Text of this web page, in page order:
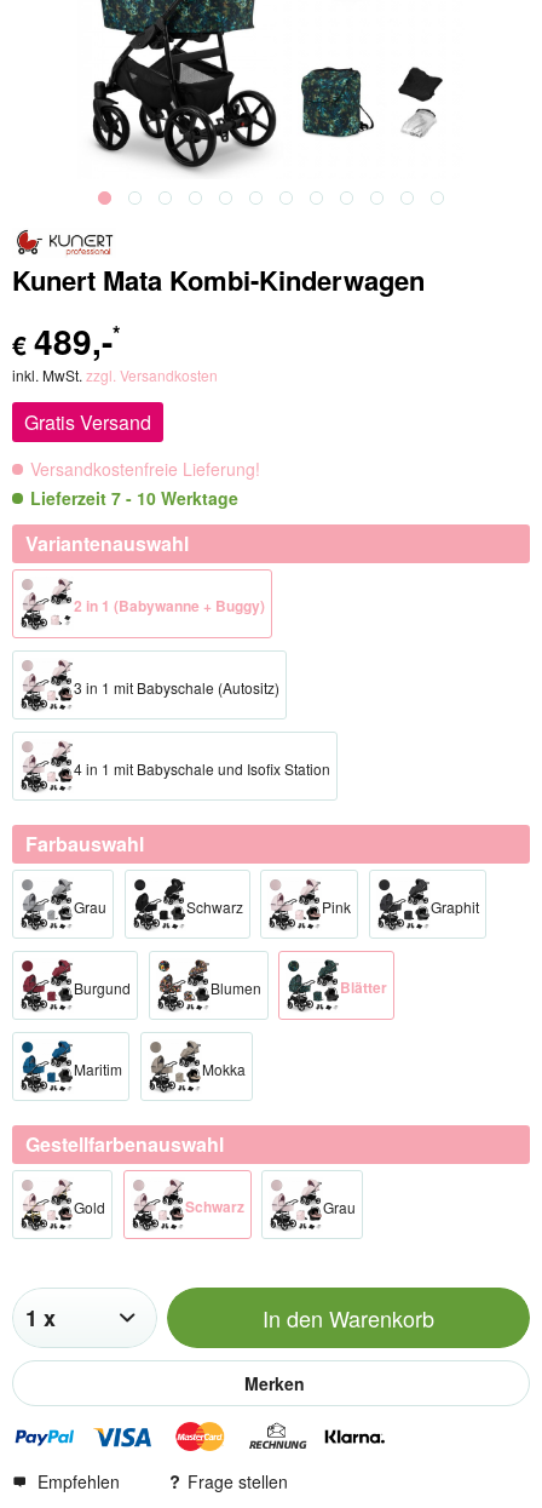
Kunert Mata Kombi-Kinderwagen
€ 489,-*
inkl. MwSt. zzgl. Versandkosten
Gratis Versand
Versandkostenfreie Lieferung!
Lieferzeit 7 - 10 Werktage
Variantenauswahl
2 in 1 (Babywanne + Buggy)
3 in 1 mit Babyschale (Autositz)
4 in 1 mit Babyschale und Isofix Station
Farbauswahl
Grau Schwarz Pink Graphit
Burgund Blumen Blätter
Maritim Mokka
Gestellfarbenauswahl
Gold Schwar​z Gra​u
In den Warenkorb
Merken
Empfehlen Frage stellen